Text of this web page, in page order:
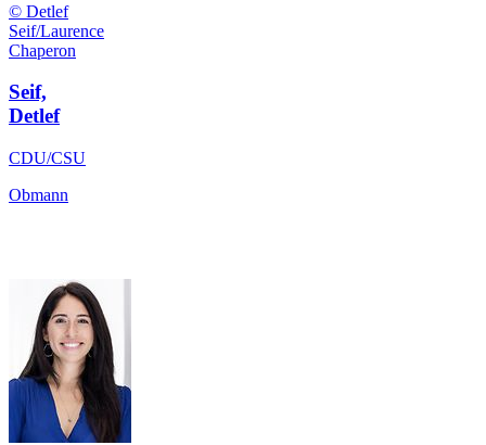
© Detlef
Seif/Laurence
Chaperon
Seif,
Detlef
CDU/CSU
Obmann